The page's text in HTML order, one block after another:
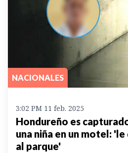
NACIONALES
3:02 PM 11 feb. 2025
Hondureño es
una niña en un motel:
al parque'